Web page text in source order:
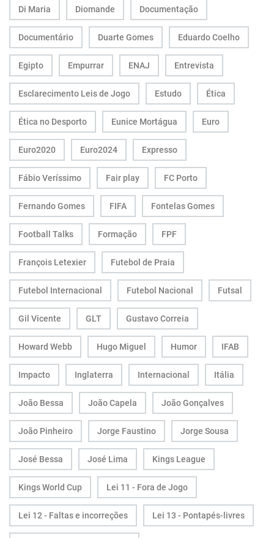
Di Maria Diomande Documentação
Documentário Duarte Gomes Eduardo Coelho
Egipto Empurrar ENAJ Entrevista
Esclarecimento Leis de Jogo Estudo Ética
Ética no Desporto Eunice Mortágua Euro
Euro2020 Euro2024 Expresso
Fábio Veríssimo Fair play FC Porto
Fernando Gomes FIFA Fontelas Gomes
Football Talks Formação FPF
François Letexier Futebol de Praia
Futebol Internacional Futebol Nacional Futsal
Gil Vicente GLT Gustavo Correia
Howard Webb Hugo Miguel Humor IFAB
Impacto Inglaterra Internacional Itália
João Bessa João Capela João Gonçalves
João Pinheiro Jorge Faustino Jorge Sousa
José Bessa José Lima Kings League
Kings World Cup Lei 11 - Fora de Jogo
Lei 12 - Faltas e incorreções Lei 13 - Pontapés-livres